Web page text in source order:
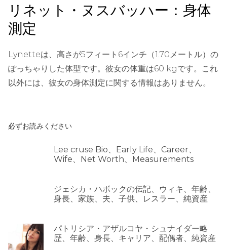
リネット・ヌスバッハー：身体
測定
Lynetteは、高さが5フィート6インチ（1.70メートル）の
ぽっちゃりした体型です。彼女の体重は60 kgです。これ
以外には、彼女の身体測定に関する情報はありません。
必ずお読みください
Lee cruse Bio、Early Life、Career、
Wife、Net Worth、Measurements
ジェシカ・ハボックの伝記、ウィキ、年齢、
身長、家族、夫、子供、レスラー、純資産
パトリシア・アザルコヤ・シュナイダー略
歴、年齢、身長、キャリア、配偶者、純資産